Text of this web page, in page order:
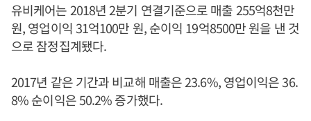
유비케어는 2018년 2분기 연결기준으로 매출 255억8천만
원, 영업이익 31억100만 원, 순이익 19억8500만 원을 낸 것
으로 잠정집계됐다.
2017년 같은 기간과 비교해 매출은 23.6%, 영업이익은 36.
8% 순이익은 50.2% 증가했다.